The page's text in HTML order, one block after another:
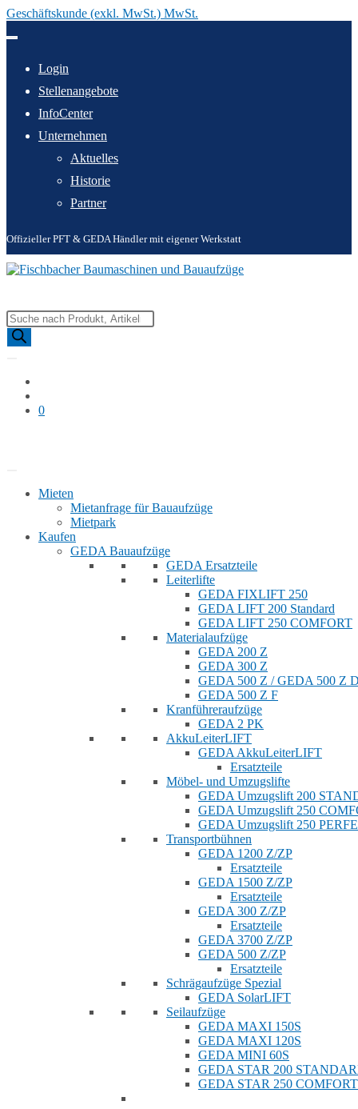
Geschäftskunde (exkl. MwSt.) MwSt.
Inhalt
Login
Stellenangebote
InfoCenter
Unternehmen
Aktuelles
Historie
Partner
Offizieller PFT & GEDA Händler mit eigener Werkstatt
Products
search
0
Mieten
Mietanfrage für Bauaufzüge
Mietpark
Kaufen
GEDA Bauaufzüge
GEDA Ersatzteile
Leiterlifte
GEDA FIXLIFT 250
GEDA LIFT 200 Standard
GEDA LIFT 250 COMFORT
Materialaufzüge
GEDA 200 Z
GEDA 300 Z
GEDA 500 Z / GEDA 500 Z
GEDA 500 Z F
Kranführeraufzüge
GEDA 2 PK
AkkuLeiterLIFT
GEDA AkkuLeiterLIFT
Ersatzteile
Möbel- und Umzugslifte
GEDA Umzugslift 200
GEDA Umzugslift 250
GEDA Umzugslift 250
Transportbühnen
GEDA 1200 Z/ZP
Ersatzteile
GEDA 1500 Z/ZP
Ersatzteile
GEDA 300 Z/ZP
Ersatzteile
GEDA 3700 Z/ZP
GEDA 500 Z/ZP
Ersatzteile
Schrägaufzüge Spezial
GEDA SolarLIFT
Seilaufzüge
GEDA MAXI 150S
GEDA MAXI 120S
GEDA MINI 60S
GEDA STAR 200
GEDA STAR 250 COMFORT